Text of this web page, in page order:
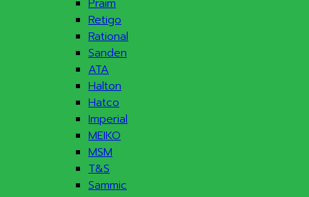
Praim
Retigo
Rational
Sanden
ATA
Halton
Hatco
Imperial
MEIKO
MSM
T&S
Sammic